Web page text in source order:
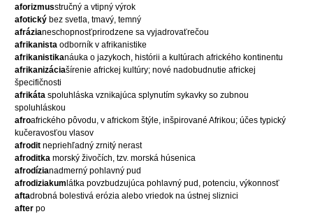
aforizmusstručný a vtipný výrok
afotický bez svetla, tmavý, temný
afrázianeschopnosťprirodzene sa vyjadrovaťrečou
afrikanista odborník v afrikanistike
afrikanistikanáuka o jazykoch, histórii a kultúrach afrického kontinentu
afrikanizáciašírenie africkej kultúry; nové nadobudnutie africkej
špecifičnosti
afrikáta spoluhláska vznikajúca splynutím sykavky so zubnou
spoluhláskou
afroafrického pôvodu, v africkom štýle, inšpirované Afrikou; účes typický
kučeravosťou vlasov
afrodit nepriehľadný zrnitý nerast
afroditka morský živočích, tzv. morská húsenica
afrodízianadmerný pohlavný pud
afrodiziakum látka povzbudzujúca pohlavný pud, potenciu, výkonnosť
aftadrobná bolestivá erózia alebo vriedok na ústnej sliznici
after po